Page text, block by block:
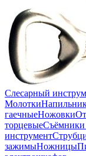
Слесарный
Молотки
гаечныеНожовки
торцевыеСъёмники
инструмент
зажимыНожницы